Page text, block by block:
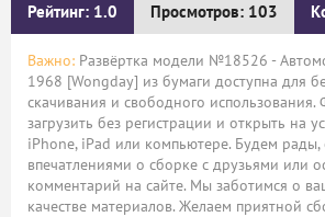
Рейтинг: 1.0 Просмотров: 103
Важно: Развёртка модели №18526 -
1968 [Wongday] из бумаги доступна для
скачивания и свободного
загрузить без регистрации и открыть на
iPhone, iPad или компьютере. Будем рады,
впечатлениями о сборке с друзьями или
комментарий на сайте. Мы заботимся о
качестве материалов. Желаем приятной